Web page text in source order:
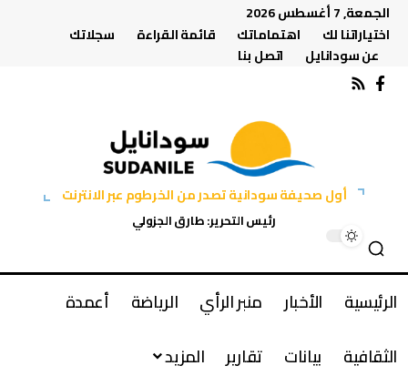
الجمعة, 7 أغسطس 2026
اختياراتنا لك
اهتماماتك قائمة القراءة
سجلاتك
عن سودانايل
اتصل بنا
أول صحيفة سودانية تصدر من الخرطوم عبر الانترنت
رئيس التحرير: طارق الجزولي
الرئيسية الأخبار منبر الرأي الرياضة
أعمدة
الثقافية
بيانات تقارير المزيد